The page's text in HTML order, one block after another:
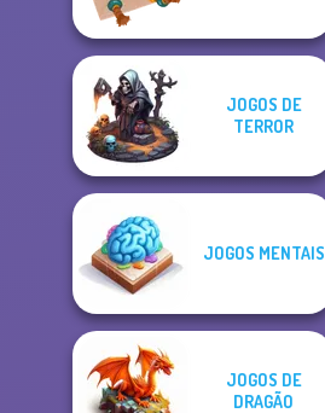
JOGOS DE
TERROR
JOGOS MENTAIS
JOGOS DE
DRAGÃO